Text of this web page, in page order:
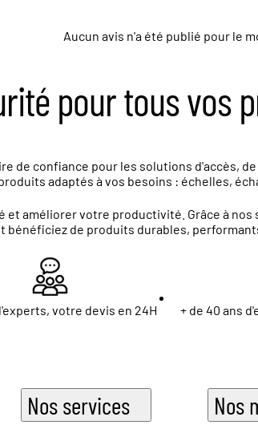
Aucun avis n'a été publié pour le
pour tous vos
de confiance pour les solutions d'accès,
adaptés à vos besoins : échelles,
améliorer votre productivité. Grâce à
de produits durables,
votre devis en 24H
+ de 40 ans
Nos services Nos